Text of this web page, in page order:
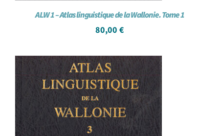
ALW 1 – Atlas linguistique de la Wallonie. Tome 1
80,00 €